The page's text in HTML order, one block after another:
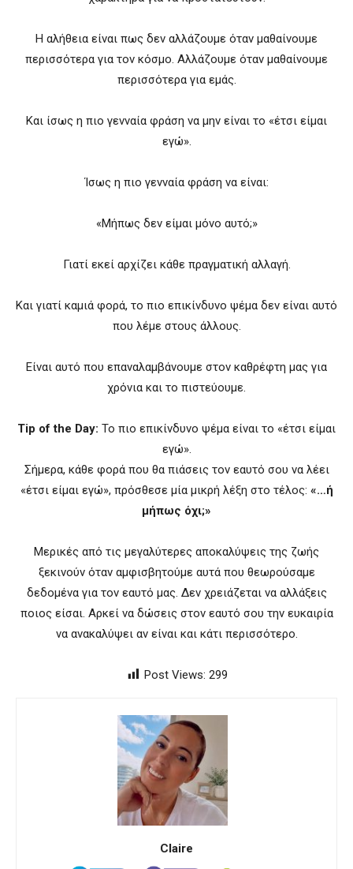
Η αλήθεια είναι πως δεν αλλάζουμε όταν μαθαίνουμε
περισσότερα για τον κόσμο. Αλλάζουμε όταν μαθαίνουμε
περισσότερα για εμάς.
Και ίσως η πιο γενναία φράση να μην είναι το «έτσι είμαι
εγώ».
Ίσως η πιο γενναία φράση να είναι:
«Μήπως δεν είμαι μόνο αυτό;»
Γιατί εκεί αρχίζει κάθε πραγματική αλλαγή.
Και γιατί καμιά φορά, το πιο επικίνδυνο ψέμα δεν είναι αυτό
που λέμε στους άλλους.
Είναι αυτό που επαναλαμβάνουμε στον καθρέφτη μας για
χρόνια και το πιστεύουμε.
Tip of the Day: Το πιο επικίνδυνο ψέμα είναι το «έτσι είμαι
εγώ».
Σήμερα, κάθε φορά που θα πιάσεις τον εαυτό σου να λέει
«έτσι είμαι εγώ», πρόσθεσε μία μικρή λέξη στο τέλος: «…ή
μήπως όχι;»
Μερικές από τις μεγαλύτερες αποκαλύψεις της ζωής
ξεκινούν όταν αμφισβητούμε αυτά που θεωρούσαμε
δεδομένα για τον εαυτό μας. Δεν χρειάζεται να αλλάξεις
ποιος είσαι. Αρκεί να δώσεις στον εαυτό σου την ευκαιρία
να ανακαλύψει αν είναι και κάτι περισσότερο.
Post Views: 299
Claire